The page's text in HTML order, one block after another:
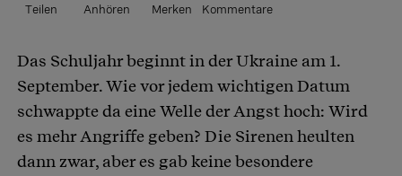
Teilen Anhören Merken Kommentare
Artikel teilen
Das Schuljahr beginnt in der Ukraine am 1.
September. Wie vor jedem wichtigen Datum
schwappte da eine Welle der Angst hoch: Wird
es mehr Angriffe geben? Die Sirenen heulten
dann zwar, aber es gab keine besondere